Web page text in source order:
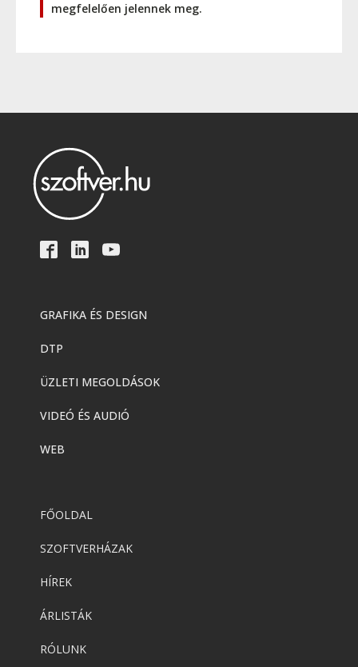
megfelelően jelennek meg.
GRAFIKA ÉS DESIGN
DTP
ÜZLETI MEGOLDÁSOK
VIDEÓ ÉS AUDIÓ
WEB
FŐOLDAL
SZOFTVERHÁZAK
HÍREK
ÁRLISTÁK
RÓLUNK